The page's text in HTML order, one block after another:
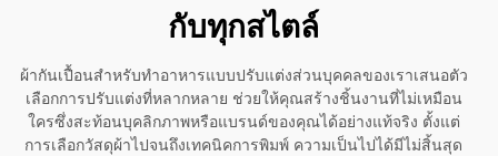
กับทุกสไตล์
ผ้ากันเปื้อนสำหรับทำอาหารแบบปรับแต่งส่วนบุคคลของเราเสนอตัว
เลือกการปรับแต่งที่หลากหลาย ช่วยให้คุณสร้างชิ้นงานที่ไม่เหมือน
ใครซึ่งสะท้อนบุคลิกภาพหรือแบรนด์ของคุณได้อย่างแท้จริง ตั้งแต่
การเลือกวัสดุผ้าไปจนถึงเทคนิคการพิมพ์ ความเป็นไปได้มีไม่สิ้นสุด